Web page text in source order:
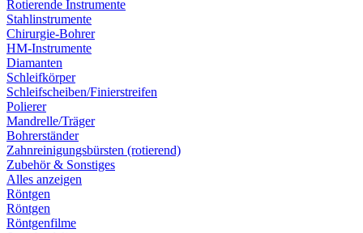
Rotierende Instrumente
Stahlinstrumente
Chirurgie-Bohrer
HM-Instrumente
Diamanten
Schleifkörper
Schleifscheiben/Finierstreifen
Polierer
Mandrelle/Träger
Bohrerständer
Zahnreinigungsbürsten (rotierend)
Zubehör & Sonstiges
Alles anzeigen
Röntgen
Röntgen
Röntgenfilme